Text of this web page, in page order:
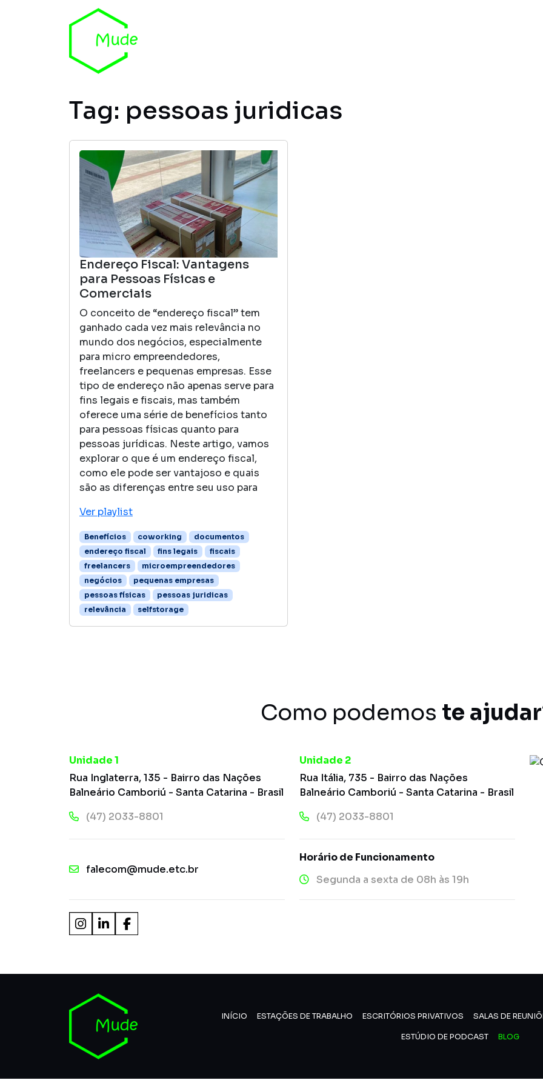
Tag: pessoas juridicas
Endereço Fiscal: Vantagens
para Pessoas Físicas e
Comerciais
O conceito de “endereço fiscal” tem
ganhado cada vez mais relevância no
mundo dos negócios, especialmente
para micro empreendedores,
freelancers e pequenas empresas. Esse
tipo de endereço não apenas serve para
fins legais e fiscais, mas também
oferece uma série de benefícios tanto
para pessoas físicas quanto para
pessoas jurídicas. Neste artigo, vamos
explorar o que é um endereço fiscal,
como ele pode ser vantajoso e quais
são as diferenças entre seu uso para
Ver playlist
Benefícios coworking
documentos
endereço fiscal
fins legais
fiscais
freelancers
microempreendedores
negócios
pequenas empresas
pessoas físicas
pessoas juridicas
relevância
selfstorage
Como podemos te
Unidade 1
Rua Inglaterra, 135 - Bairro das Nações
Balneário Camboriú - Santa Catarina - Brasil
(47) 2033-8801
Unidade 2
Rua Itália, 735 - Bairro das Nações
Balneário Camboriú - Santa Catarina - Brasil
(47) 2033-8801
falecom@mude.etc.br
Horário de Funcionamento
Segunda a sexta de 08h às 19h
INÍCIO ESTAÇÕES DE TRABALHO ESCRITÓRIOS PRIVATIVOS SALAS DE
ESTÚDIO DE PODCAST BLOG